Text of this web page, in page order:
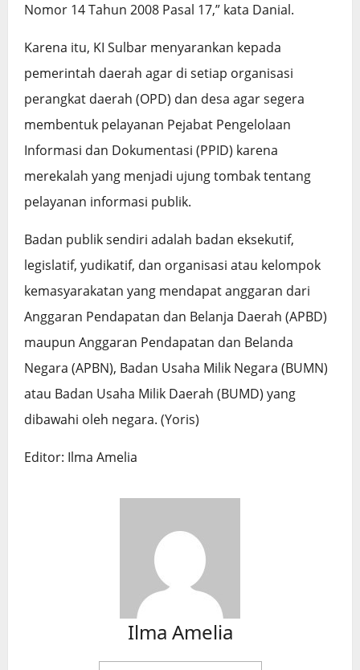
Nomor 14 Tahun 2008 Pasal 17,” kata Danial.
Karena itu, KI Sulbar menyarankan kepada
pemerintah daerah agar di setiap organisasi
perangkat daerah (OPD) dan desa agar segera
membentuk pelayanan Pejabat Pengelolaan
Informasi dan Dokumentasi (PPID) karena
merekalah yang menjadi ujung tombak tentang
pelayanan informasi publik.
Badan publik sendiri adalah badan eksekutif,
legislatif, yudikatif, dan organisasi atau kelompok
kemasyarakatan yang mendapat anggaran dari
Anggaran Pendapatan dan Belanja Daerah (APBD)
maupun Anggaran Pendapatan dan Belanda
Negara (APBN), Badan Usaha Milik Negara (BUMN)
atau Badan Usaha Milik Daerah (BUMD) yang
dibawahi oleh negara. (Yoris)
Editor: Ilma Amelia
Ilma Amelia